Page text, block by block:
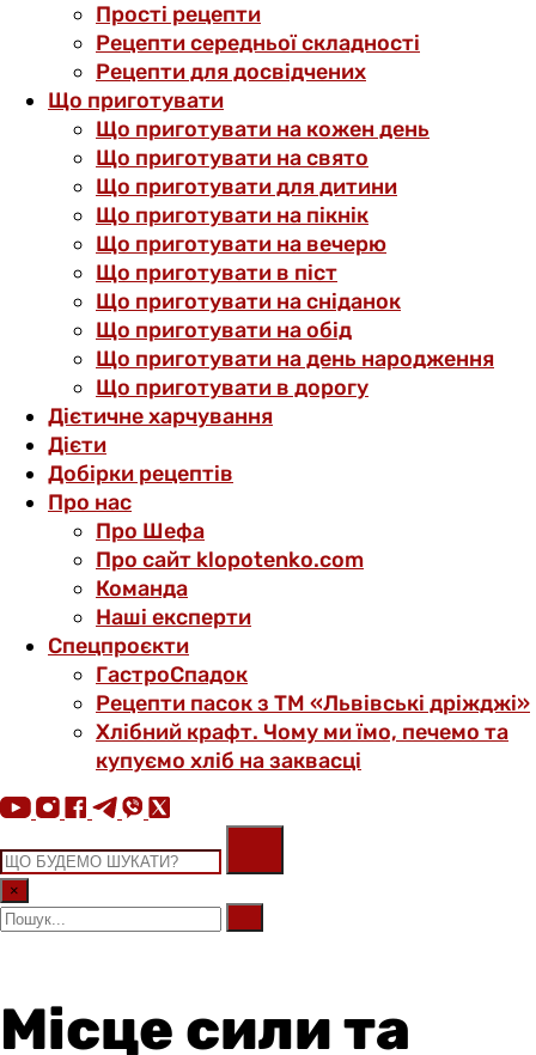
Прості рецепти
Рецепти середньої складності
Рецепти для досвідчених
Що приготувати
Що приготувати на кожен день
Що приготувати на свято
Що приготувати для дитини
Що приготувати на пікнік
Що приготувати на вечерю
Що приготувати в піст
Що приготувати на сніданок
Що приготувати на обід
Що приготувати на день народження
Що приготувати в дорогу
Дієтичне харчування
Дієти
Добірки рецептів
Про нас
Про Шефа
Про сайт klopotenko.com
Команда
Наші експерти
Спецпроєкти
ГастроСпадок
Рецепти пасок з ТМ «Львівські дріжджі»
Хлібний крафт. Чому ми їмо, печемо та
купуємо хліб на заквасці
×
Місце сили та